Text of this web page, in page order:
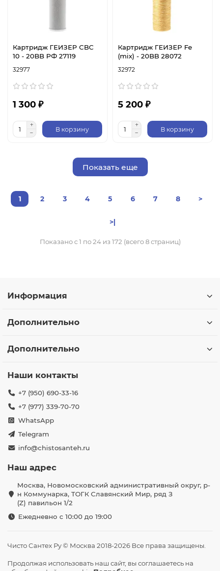
Картридж ГЕИЗЕР CBC
10 - 20BB РФ 27119
32977
1 300 ₽
В корзину
Картридж ГЕИЗЕР Fe
(mix) - 20BB 28072
32972
5 200 ₽
В корзину
Показать еще
1 2 3 4 5 6 7 8 >
>|
Показано с 1 по 24 из 172 (всего 8 страниц)
Информация
Дополнительно
Дополнительно
Наши контакты
+7 (950) 690-33-16
+7 (977) 339-70-70
WhatsApp
Telegram
info@chistosanteh.ru
Наш адрес
Москва, Новомосковский административный округ, р-
н Коммунарка, ТОГК Славянский Мир, ряд З
(Z) павильон 1/2
Ежедневно с 10:00 до 19:00
Чисто Сантех Ру © Москва 2018-2026 Все права защищены.
Продолжая использовать наш сайт, вы соглашаетесь на